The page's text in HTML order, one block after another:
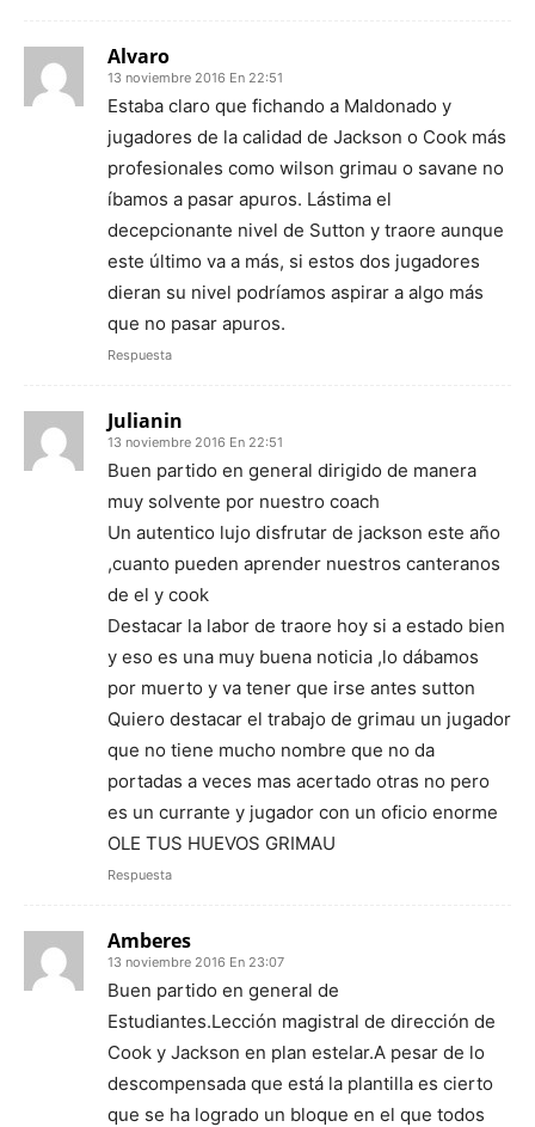
Alvaro
13 noviembre 2016 En 22:51
Estaba claro que fichando a Maldonado y
jugadores de la calidad de Jackson o Cook más
profesionales como wilson grimau o savane no
íbamos a pasar apuros. Lástima el
decepcionante nivel de Sutton y traore aunque
este último va a más, si estos dos jugadores
dieran su nivel podríamos aspirar a algo más
que no pasar apuros.
Respuesta
Julianin
13 noviembre 2016 En 22:51
Buen partido en general dirigido de manera
muy solvente por nuestro coach
Un autentico lujo disfrutar de jackson este año
,cuanto pueden aprender nuestros canteranos
de el y cook
Destacar la labor de traore hoy si a estado bien
y eso es una muy buena noticia ,lo dábamos
por muerto y va tener que irse antes sutton
Quiero destacar el trabajo de grimau un jugador
que no tiene mucho nombre que no da
portadas a veces mas acertado otras no pero
es un currante y jugador con un oficio enorme
OLE TUS HUEVOS GRIMAU
Respuesta
Amberes
13 noviembre 2016 En 23:07
Buen partido en general de
Estudiantes.Lección magistral de dirección de
Cook y Jackson en plan estelar.A pesar de lo
descompensada que está la plantilla es cierto
que se ha logrado un bloque en el que todos